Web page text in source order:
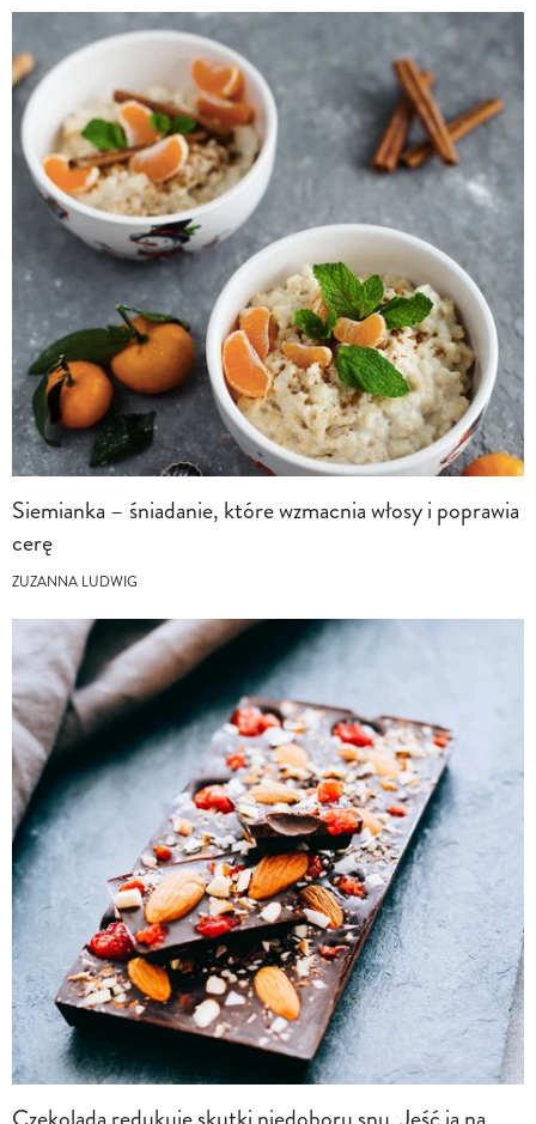
Siemianka – śniadanie, które wzmacnia włosy i poprawia
cerę
ZUZANNA LUDWIG